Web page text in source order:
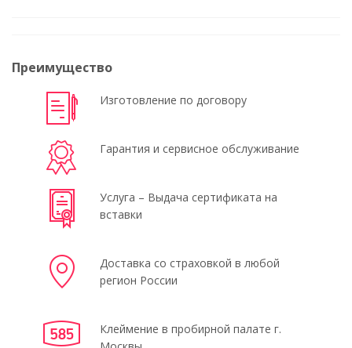
Преимущество
Изготовление по договору
Гарантия и сервисное обслуживание
Услуга – Выдача сертификата на
вставки
Доставка со страховкой в любой
регион России
Клеймение в пробирной палате г.